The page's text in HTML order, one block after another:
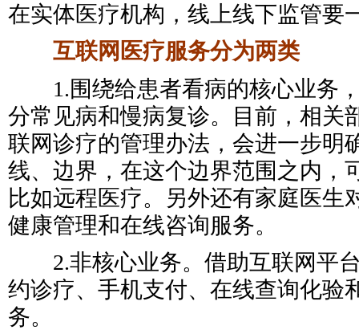
在实体医疗机构，线上线下监管要
互联网医疗服务分为两类
1.围绕给患者看病的核心业务
分常见病和慢病复诊。目前，相关
联网诊疗的管理办法，会进一步明
线、边界，在这个边界范围之内，
比如远程医疗。另外还有家庭医生
健康管理和在线咨询服务。
2.非核心业务。借助互联网平
约诊疗、手机支付、在线查询化验
务。